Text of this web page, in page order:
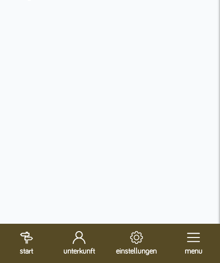
start unterkunft einstellungen menu